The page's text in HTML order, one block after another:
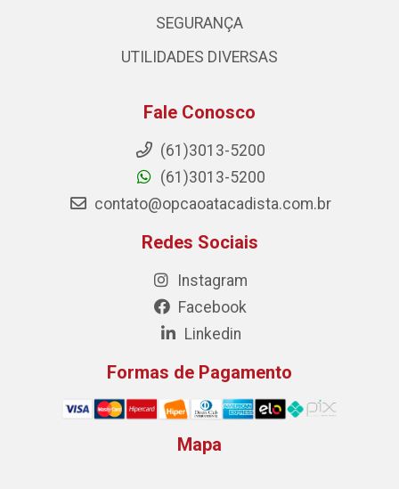
SEGURANÇA
UTILIDADES DIVERSAS
Fale Conosco
(61)3013-5200
(61)3013-5200
contato@opcaoatacadista.com.br
Redes Sociais
Instagram
Facebook
Linkedin
Formas de Pagamento
Mapa